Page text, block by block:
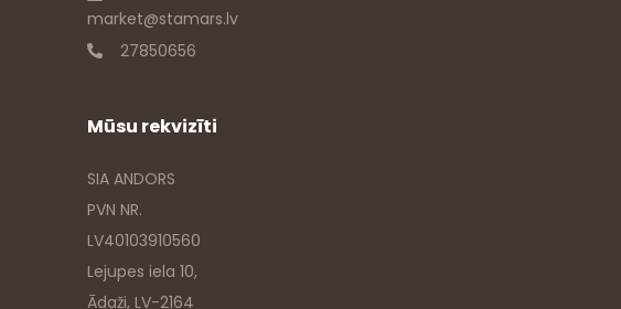
market@stamars.lv
27850656
Mūsu rekvizīti
SIA ANDORS
PVN NR.
LV40103910560
Lejupes iela 10,
Ādaži, LV-2164